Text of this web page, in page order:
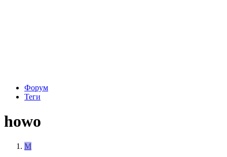
Форум
Теги
howo
M